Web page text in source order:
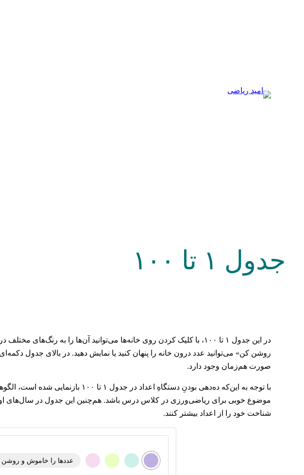
جدول ۱ تا ۱۰۰
در این جدول ۱ تا ۱۰۰، با کلیک کردن روی خانه‌ها می‌توانید آن‌ها را به
روشن کن» می‌توانید عدد درون خانه را پنهان کنید یا نمایش دهید. در بالای جدول
صورت هم‌زمان وجود دارد.
با توجه به این‌که ده‌دهی بودنِ دستگاهِ اعداد
موضوع خوبی برای ریاضی‌ورزی در کلاس درس باشد. هم‌چنین این جدول در سال‌های
شناخت خود را از اعداد بیشتر کنند.
عددها را خاموش و